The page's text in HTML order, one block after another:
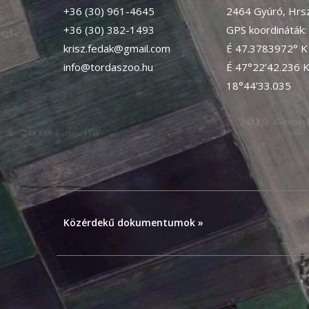
+36 (30) 961-4645
+36 (30) 382-1493
krisz.fedak@gmail.com
info@tordaszoo.hu
2464 Gyúró,
GPS koordináták:
É 47.3783972°
É 47°22’42.236 K
18°44’33.035
Közérdekű dokumentumok »